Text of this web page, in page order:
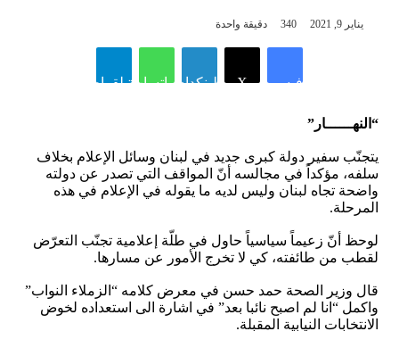
يناير 9, 2021 دقيقة واحدة
فيسبوك X لينكدإن واتسابتيلقرام
“النهــــــار”
يتجنّب سفير دولة كبرى جديد في لبنان وسائل الإعلام بخلاف
سلفه، مؤكداً في مجالسه أنّ المواقف التي تصدر عن دولته
واضحة تجاه لبنان وليس لديه ما يقوله في الإعلام في هذه
المرحلة.
لوحظ أنّ زعيماً سياسياً حاول في طلّة إعلامية تجنّب التعرّض
لقطب من طائفته، كي لا تخرج الأمور عن مسارها.
قال وزير الصحة حمد حسن في معرض كلامه “الزملاء النواب”
واكمل “انا لم اصبح نائبا بعد” في اشارة الى استعداده لخوض
الانتخابات النيابية المقبلة.